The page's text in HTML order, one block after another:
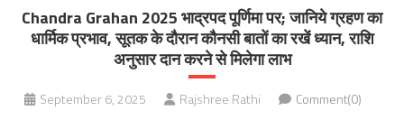
Chandra Grahan 2025 भाद्रपद पूर्णिमा पर; जानिये ग्रहण का
धार्मिक प्रभाव, सूतक के दौरान कौनसी बातों का रखें ध्यान, राशि
अनुसार दान करने से मिलेगा लाभ
September 6, 2025 Rajshree Rathi Comment(0)